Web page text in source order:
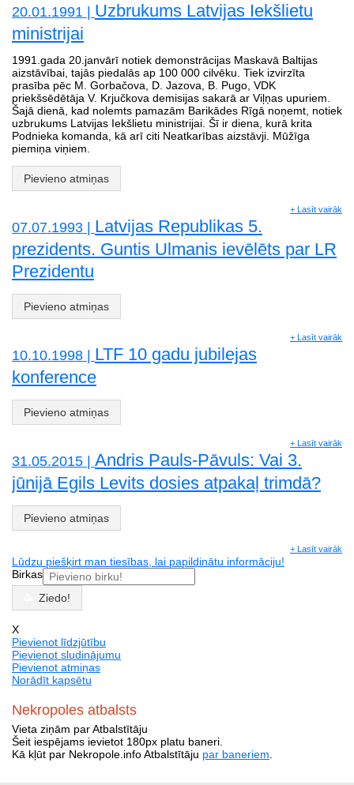
20.01.1991 | Uzbrukums Latvijas Iekšlietu
ministrijai
1991.gada 20.janvārī notiek demonstrācijas Maskavā Baltijas
aizstāvībai, tajās piedalās ap 100 000 cilvēku. Tiek izvirzīta
prasība pēc M. Gorbačova, D. Jazova, B. Pugo, VDK
priekšsēdētāja V. Krjučkova demisijas sakarā ar Viļņas upuriem.
Šajā dienā, kad nolemts pamazām Barikādes Rīgā noņemt, notiek
uzbrukums Latvijas Iekšlietu ministrijai. Šī ir diena, kurā krita
Podnieka komanda, kā arī citi Neatkarības aizstāvji. Mūžīga
piemiņa viņiem.
Pievieno atmiņas
+ Lasīt vairāk
07.07.1993 | Latvijas Republikas 5.
prezidents. Guntis Ulmanis ievēlēts par LR
Prezidentu
Pievieno atmiņas
+ Lasīt vairāk
10.10.1998 | LTF 10 gadu jubilejas
konference
Pievieno atmiņas
+ Lasīt vairāk
31.05.2015 | Andris Pauls-Pāvuls: Vai 3.
jūnijā Egils Levits dosies atpakaļ trimdā?
Pievieno atmiņas
+ Lasīt vairāk
Lūdzu piešķirt man tiesības, lai papildinātu informāciju!
Birkas
Ziedo!
X
Pievienot līdzjūtību
Pievienot sludinājumu
Pievienot atmiņas
Norādīt kapsētu
Nekropoles atbalsts
Vieta ziņām par Atbalstītāju
Šeit iespējams ievietot 180px platu baneri.
Kā kļūt par Nekropole.info Atbalstītāju par baneriem